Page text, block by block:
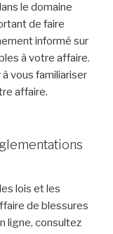
le domaine
de faire
informé sur
à votre affaire.
vous familiariser
affaire.
lois et les
de blessures
ligne, consultez